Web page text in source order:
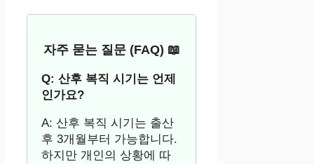
자주 묻는 질문 (FAQ) 📖
Q: 산후 복직 시기는 언제
인가요?
A: 산후 복직 시기는 출산
후 3개월부터 가능합니다.
하지만 개인의 상황에 따